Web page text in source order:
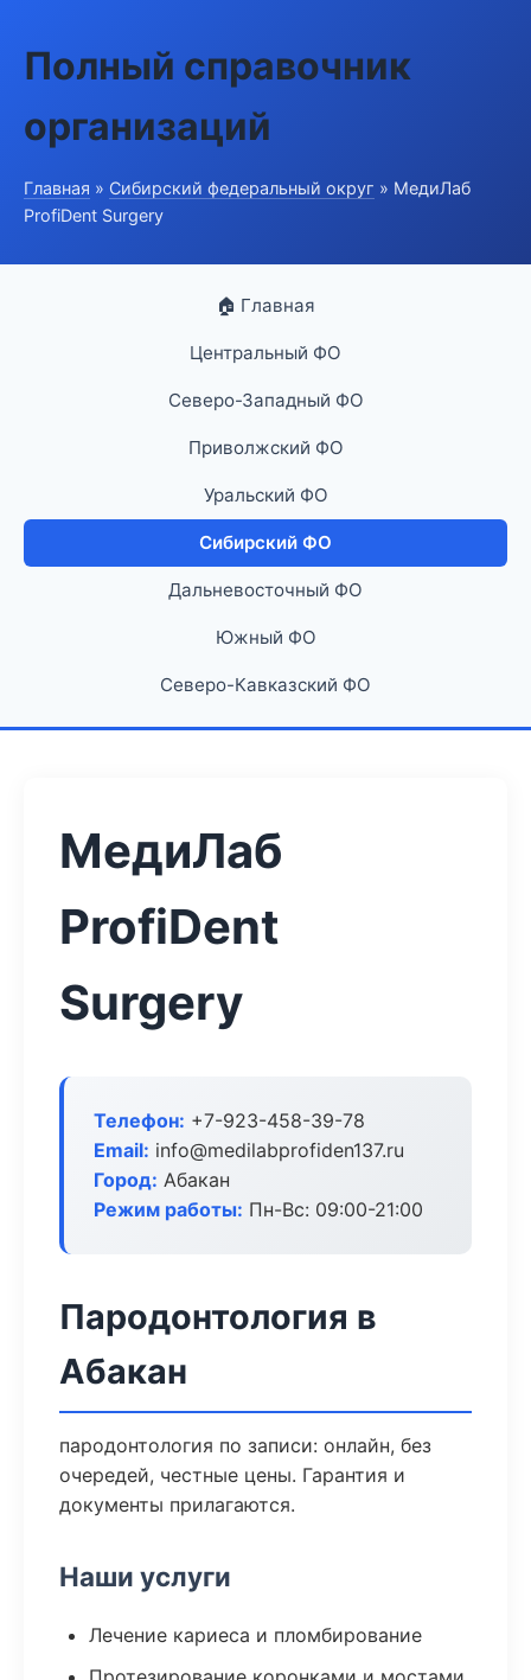
Полный справочник
организаций
Главная » Сибирский федеральный округ » МедиЛаб
ProfiDent Surgery
🏠 Главная
Центральный ФО
Северо-Западный ФО
Приволжский ФО
Уральский ФО
Сибирский ФО
Дальневосточный ФО
Южный ФО
Северо-Кавказский ФО
МедиЛаб
ProfiDent
Surgery
Телефон: +7-923-458-39-78
Email: info@medilabprofiden137.ru
Город: Абакан
Режим работы: Пн-Вс: 09:00-21:00
Пародонтология в
Абакан
пародонтология по записи: онлайн, без
очередей, честные цены. Гарантия и
документы прилагаются.
Наши услуги
Лечение кариеса и пломбирование